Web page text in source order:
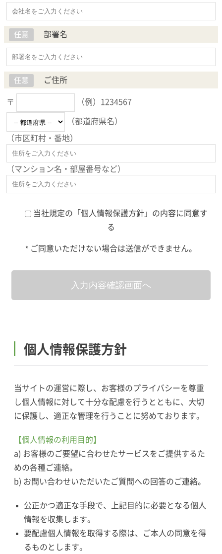
任意 部署名
任意 ご住所
〒 （例）1234567
（都道府県名）
（市区町村・番地）
（マンション名・部屋番号など）
当社規定の「 個人情報保護方針」の内容に同意す
る
* ご同意いただけない場合は送信ができません。
個人情報保護方針
当サイトの運営に際し、お客様のプライバシーを尊重
し個人情報に対して十分な配慮を行うとともに、大切
に保護し、適正な管理を行うことに努めております。
【個人情報の利用目的】
a) お客様のご要望に合わせたサービスをご提供するた
めの各種ご連絡。
b) お問い合わせいただいたご質問への回答のご連絡。
公正かつ適正な手段で、上記目的に必要となる個人
情報を収集します。
要配慮個人情報を取得する際は、ご本人の同意を得
るものとします。